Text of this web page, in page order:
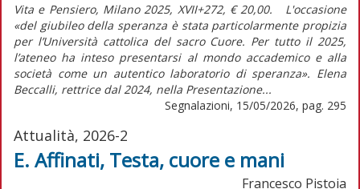
Vita e Pensiero, Milano 2025, XVII+272, € 20,00. L'occasione
«del giubileo della speranza è stata particolarmente propizia
per l’Università cattolica del sacro Cuore. Per tutto il 2025,
l’ateneo ha inteso presentarsi al mondo accademico e alla
società come un autentico laboratorio di speranza». Elena
Beccalli, rettrice dal 2024, nella Presentazione...
Segnalazioni, 15/05/2026, pag. 295
Attualità, 2026-2
E. Affinati, Testa, cuore e mani
Francesco Pistoia